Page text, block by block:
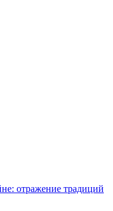
отражение традиций